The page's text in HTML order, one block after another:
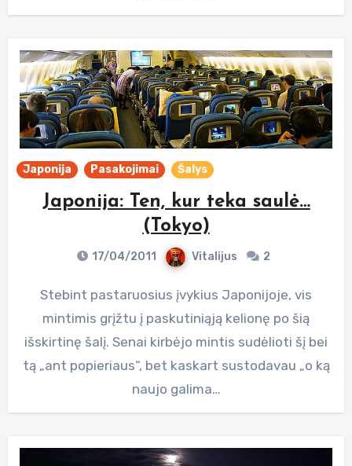
Japonija Pasakojimai Šalys
Japonija: Ten, kur teka saulė…
(Tokyo)
17/04/2011 Vitalijus 2
Stebint pastaruosius įvykius Japonijoje, vis
mintimis grįžtu į paskutiniąją kelionę po šią
išskirtinę šalį. Senai kirbėjo mintis sudėlioti šį bei
tą „ant popieriaus“, bet kaskart sustodavau „o ką
naujo galima…